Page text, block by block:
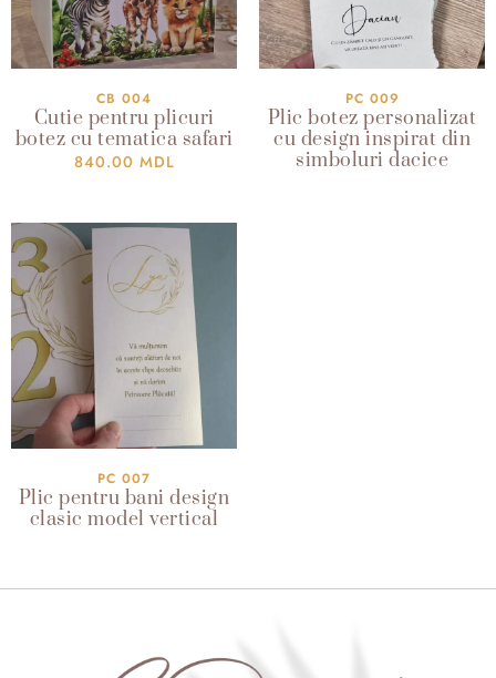
CB 004
Cutie pentru plicuri
botez cu tematica safari
840.00 MDL
PC 009
Plic botez personalizat
cu design inspirat din
simboluri dacice
PC 007
Plic pentru bani design
clasic model vertical